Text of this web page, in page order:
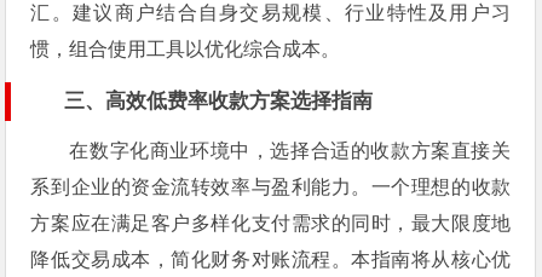
汇。建议商户结合自身交易规模、行业特性及用户习
惯，组合使用工具以优化综合成本。
三、高效低费率收款方案选择指南
在数字化商业环境中，选择合适的收款方案直接关
系到企业的资金流转效率与盈利能力。一个理想的收款
方案应在满足客户多样化支付需求的同时，最大限度地
降低交易成本，简化财务对账流程。本指南将从核心优